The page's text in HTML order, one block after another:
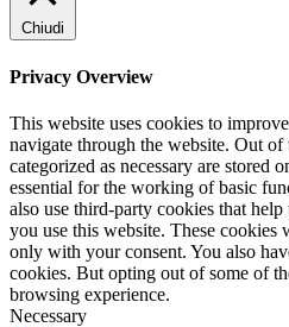
Chiudi
Privacy Overview
This website uses cookies to
navigate through the website. Out of
categorized as necessary are stored
essential for the working of basic
also use third-party cookies that
you use this website. These
only with your consent. You also
cookies. But opting out of some of
browsing experience.
Necessary